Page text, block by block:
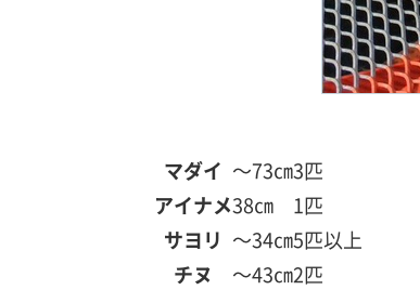
マダイ ～73㎝3匹
アイナメ38㎝
1匹
サヨリ ～34㎝5匹以上
チヌ
～43㎝2匹